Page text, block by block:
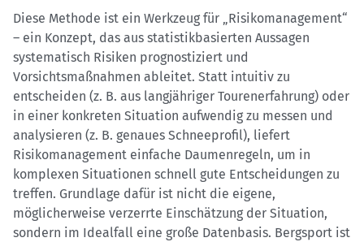
Diese Methode ist ein Werkzeug für „Risikomanagement“
– ein Konzept, das aus statistikbasierten Aussagen
systematisch Risiken prognostiziert und
Vorsichtsmaßnahmen ableitet. Statt intuitiv zu
entscheiden (z. B. aus langjähriger Tourenerfahrung) oder
in einer konkreten Situation aufwendig zu messen und
analysieren (z. B. genaues Schneeprofil), liefert
Risikomanagement einfache Daumenregeln, um in
komplexen Situationen schnell gute Entscheidungen zu
treffen. Grundlage dafür ist nicht die eigene,
möglicherweise verzerrte Einschätzung der Situation,
sondern im Idealfall eine große Datenbasis. Bergsport ist